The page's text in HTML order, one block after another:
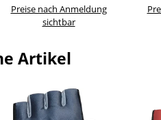
Preise nach Anmeldung
sichtbar
Artikel